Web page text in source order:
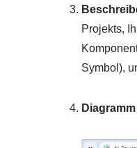
Projekts,
Symbol),